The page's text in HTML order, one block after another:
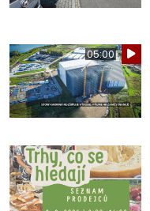
05:00